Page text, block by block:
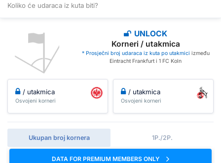
Koliko će udaraca iz kuta biti?
UNLOCK
Korneri / utakmica
* Prosječni broj udaraca iz kuta po utakmici između
Eintracht Frankfurt i 1 FC Koln
/ utakmica
Osvojeni korneri
/ utakmica
Osvojeni korneri
Ukupan broj kornera 1P./2P.
DATA FOR PREMIUM MEMBERS ONLY